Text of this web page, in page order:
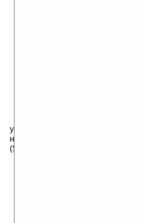
Видео-очки ezVision
устройством. Очень удобны в
на виртуальном 50-дюймовом
($199).